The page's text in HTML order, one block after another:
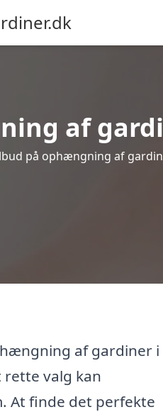
af
på ophængning af
af gardiner i
rette valg kan
At finde det perfekte